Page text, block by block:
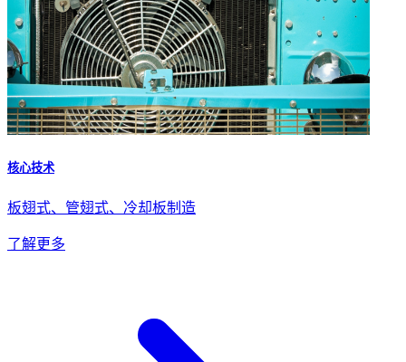
核心技术
板翅式、管翅式、冷却板制造
了解更多